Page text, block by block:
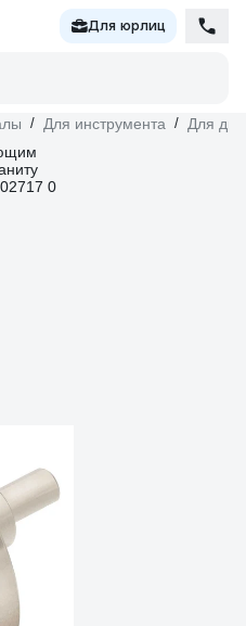
Для юрлиц
/ Для инструмента / Для